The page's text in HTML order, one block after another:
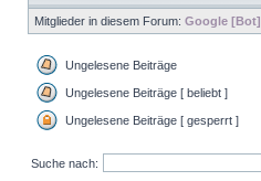
Mitglieder in diesem Forum: Google [Bot]
Ungelesene Beiträge
Ungelesene Beiträge [ beliebt ]
Ungelesene Beiträge [ gesperrt ]
Suche nach: